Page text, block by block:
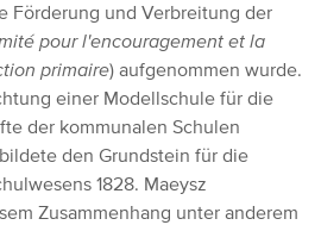
Förderung und Verbreitung der
pour l'encouragement et la
primaire) aufgenommen wurde.
einer Modellschule für die
der kommunalen Schulen
den Grundstein für die
1828. Maeysz
Zusammenhang unter anderem